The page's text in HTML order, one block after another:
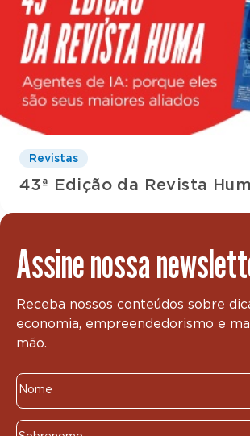
Revistas
43ª Edição da Revista
Assine nossa
Receba nossos conteúdos sobre
economia, empreendedorismo e
mão.